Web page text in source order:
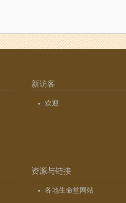
新访客
欢迎
资源与链接
各地生命堂网站